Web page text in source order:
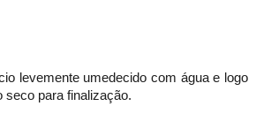
levemente umedecido com água e logo
seco para finalização.